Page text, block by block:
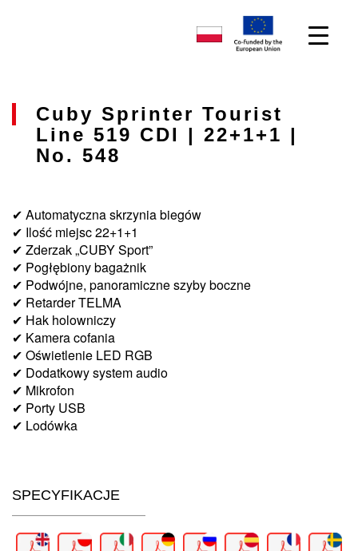
Cuby Sprinter Tourist
Line 519 CDI | 22+1+1 |
No. 548
✔ Automatyczna skrzynia biegów
✔ Ilość miejsc 22+1+1
✔ Zderzak „CUBY Sport”
✔ Pogłębiony bagażnik
✔ Podwójne, panoramiczne szyby boczne
✔ Retarder TELMA
✔ Hak holowniczy
✔ Kamera cofania
✔ Oświetlenie LED RGB
✔ Dodatkowy system audio
✔ Mikrofon
✔ Porty USB
✔ Lodówka
SPECYFIKACJE